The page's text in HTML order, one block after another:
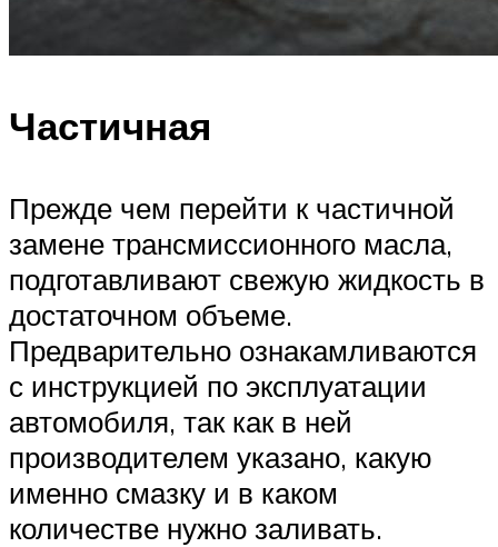
Частичная
Прежде чем перейти к частичной
замене трансмиссионного масла,
подготавливают свежую жидкость в
достаточном объеме.
Предварительно ознакамливаются
с инструкцией по эксплуатации
автомобиля, так как в ней
производителем указано, какую
именно смазку и в каком
количестве нужно заливать.